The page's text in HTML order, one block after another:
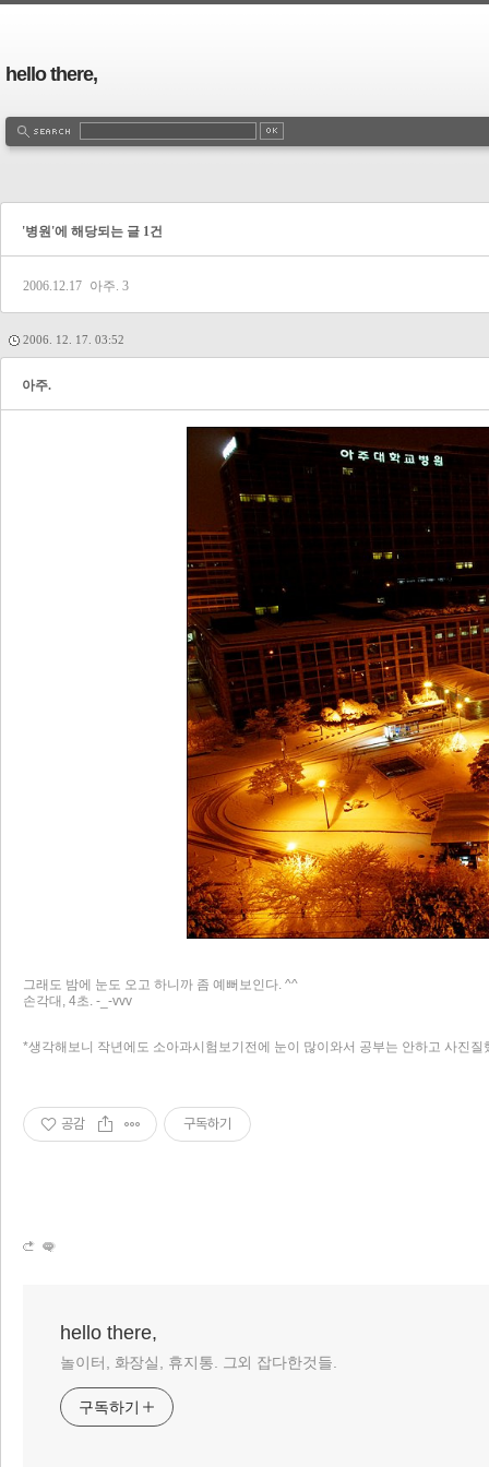
hello there,
'병원'에 해당되는 글 1건
2006.12.17 아주. 3
2006. 12. 17. 03:52
아주.
그래도 밤에 눈도 오고 하니까 좀 예뻐보인다. ^^
손각대, 4초. -_-vvv
*생각해보니 작년에도 소아과시험보기전에 눈이 많이와서 공부는 안하고 사진질
공감 구독하기
hello there,
놀이터, 화장실, 휴지통. 그외 잡다한것들.
구독하기